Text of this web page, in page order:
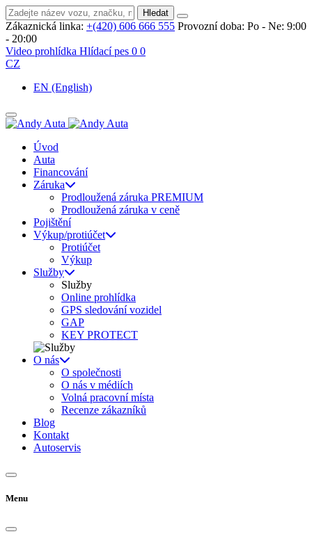
Hledat
Zákaznická linka: +(420) 606 666 555 Provozní doba: Po - Ne: 9:00
- 20:00
Video prohlídka Hlídací pes 0 0
CZ
EN (English)
Úvod
Auta
Financování
Záruka
Prodloužená záruka PREMIUM
Prodloužená záruka v ceně
Pojištění
Výkup/protiúčet
Protiúčet
Výkup
Služby
Služby
Online prohlídka
GPS sledování vozidel
GAP
KEY PROTECT
O nás
O společnosti
O nás v médiích
Volná pracovní místa
Recenze zákazníků
Blog
Kontakt
Autoservis
Menu